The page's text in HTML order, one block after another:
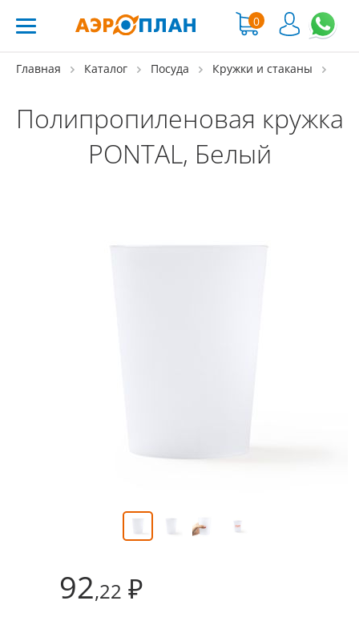
0
Главная Каталог Посуда Кружки и стаканы
Полипропиленовая кружка
PONTAL, Белый
92,22 ₽